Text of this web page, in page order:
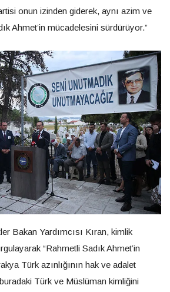
onun izinden giderek, aynı azim ve
Ahmet’in mücadelesini sürdürüyor.”
Bakan Yardımcısı Kıran, kimlik
“Rahmetli Sadık Ahmet’in
Türk azınlığının hak ve adalet
Türk ve Müslüman kimliğini